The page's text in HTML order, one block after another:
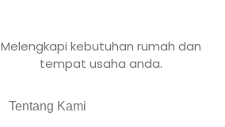
Melengkapi kebutuhan rumah dan
tempat usaha anda.
Tentang Kami